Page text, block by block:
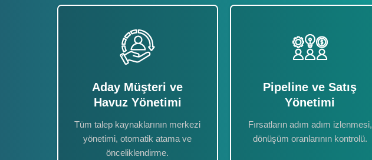
Aday Müşteri ve
Havuz Yönetimi
Tüm talep kaynaklarının merkezi
yönetimi, otomatik atama ve
önceliklendirme.
Pipeline ve Satış
Yönetimi
Fırsatların adım adım izlenmesi,
dönüşüm oranlarının kontrolü.